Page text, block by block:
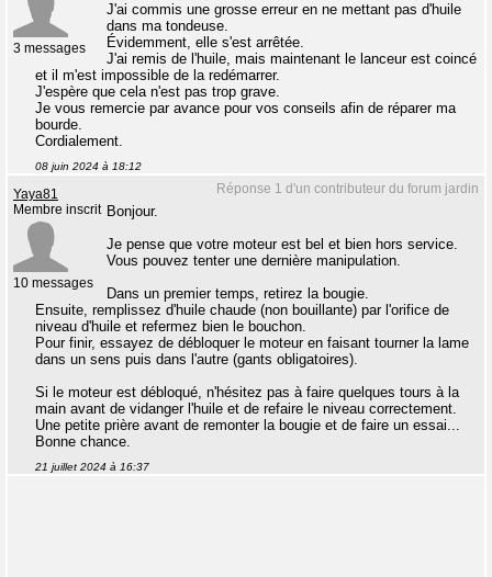
3 messages
J'ai commis une grosse erreur en ne mettant pas d'huile
dans ma tondeuse.
Évidemment, elle s'est arrêtée.
J'ai remis de l'huile, mais maintenant le lanceur est coincé
et il m'est impossible de la redémarrer.
J'espère que cela n'est pas trop grave.
Je vous remercie par avance pour vos conseils afin de réparer ma
bourde.
Cordialement.
08 juin 2024 à 18:12
Réponse 1 d'un contributeur du forum jardin
Yaya81
Membre inscrit
10 messages
Bonjour.
Je pense que votre moteur est bel et bien hors service.
Vous pouvez tenter une dernière manipulation.
Dans un premier temps, retirez la bougie.
Ensuite, remplissez d'huile chaude (non bouillante) par l'orifice de
niveau d'huile et refermez bien le bouchon.
Pour finir, essayez de débloquer le moteur en faisant tourner la lame
dans un sens puis dans l'autre (gants obligatoires).
Si le moteur est débloqué, n'hésitez pas à faire quelques tours à la
main avant de vidanger l'huile et de refaire le niveau correctement.
Une petite prière avant de remonter la bougie et de faire un essai...
Bonne chance.
21 juillet 2024 à 16:37